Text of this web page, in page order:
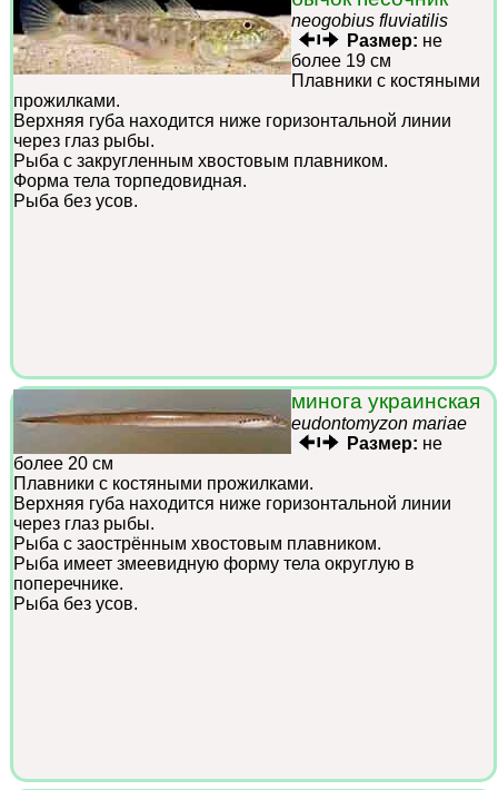
neogobius fluviatilis
Размер: не
более 19 см
Плавники с костяными
прожилками.
Верхняя губа находится ниже горизонтальной линии
через глаз рыбы.
Рыба с закругленным хвостовым плавником.
Форма тела торпедовидная.
Рыба без усов.
минога украинская
eudontomyzon mariae
Размер: не
более 20 см
Плавники с костяными прожилками.
Верхняя губа находится ниже горизонтальной линии
через глаз рыбы.
Рыба с заострённым хвостовым плавником.
Рыба имеет змеевидную форму тела округлую в
поперечнике.
Рыба без усов.